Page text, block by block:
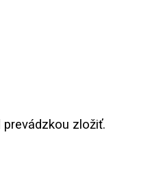
zložiť.